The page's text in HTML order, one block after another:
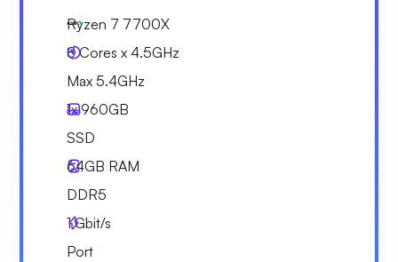
Ryzen 7 7700X
8 Cores x 4.5GHz
Max 5.4GHz
1x960GB
SSD
64GB RAM
DDR5
1Gbit/s
Port